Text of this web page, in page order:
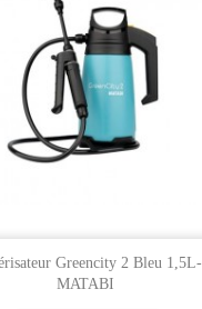
Greencity 2 Bleu 1,5L-
MATABI